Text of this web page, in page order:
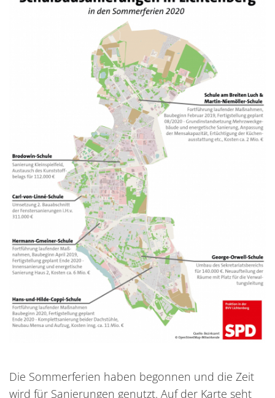
Die Sommerferien haben begonnen und die Zeit
wird für Sanierungen genutzt. Auf der Karte seht